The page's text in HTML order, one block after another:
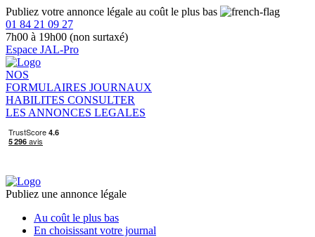
Publiez votre annonce légale au coût le plus bas
01 84 21 09 27
7h00 à 19h00 (non surtaxé)
Espace JAL-Pro
NOS
FORMULAIRES JOURNAUX
HABILITES CONSULTER
LES ANNONCES LEGALES
Publiez une annonce légale
Au coût le plus bas
En choisissant votre journal